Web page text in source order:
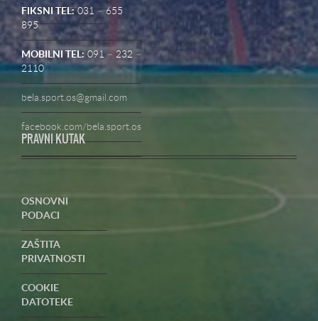
FIKSNI TEL:031 – 655
895
MOBILNI TEL: 091 – 232 –
2110
bela.sport.os@gmail.com
facebook.com/bela.sport.os
PRAVNI KUTAK
OSNOVNI
PODACI
ZAŠTITA
PRIVATNOSTI
COOKIE
DATOTEKE